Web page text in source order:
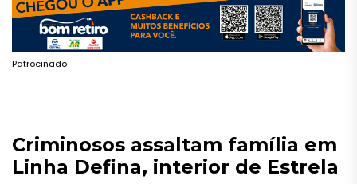
Patrocinado
Criminosos assaltam família em
Linha Defina, interior de Estrela